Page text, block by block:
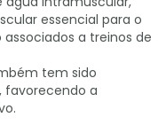
essencial para o
a treinos de
tem sido
favorecendo a